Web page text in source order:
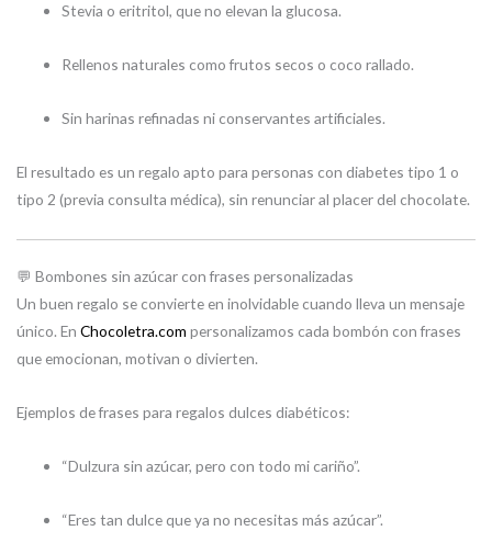
Stevia o eritritol, que no elevan la glucosa.
Rellenos naturales como frutos secos o coco rallado.
Sin harinas refinadas ni conservantes artificiales.
El resultado es un regalo apto para personas con diabetes tipo 1 o
tipo 2 (previa consulta médica), sin renunciar al placer del chocolate.
💬 Bombones sin azúcar con frases personalizadas
Un buen regalo se convierte en inolvidable cuando lleva un mensaje
único. En Chocoletra.com personalizamos cada bombón con frases
que emocionan, motivan o divierten.
Ejemplos de frases para regalos dulces diabéticos:
“Dulzura sin azúcar, pero con todo mi cariño”.
“Eres tan dulce que ya no necesitas más azúcar”.